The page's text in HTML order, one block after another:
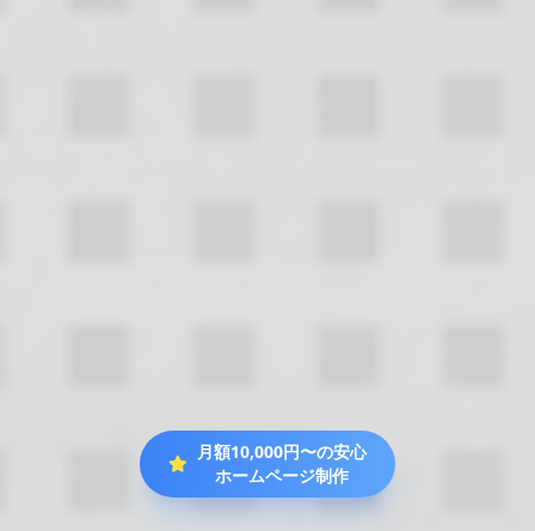
月額10,000円〜の安心
ホームページ制作